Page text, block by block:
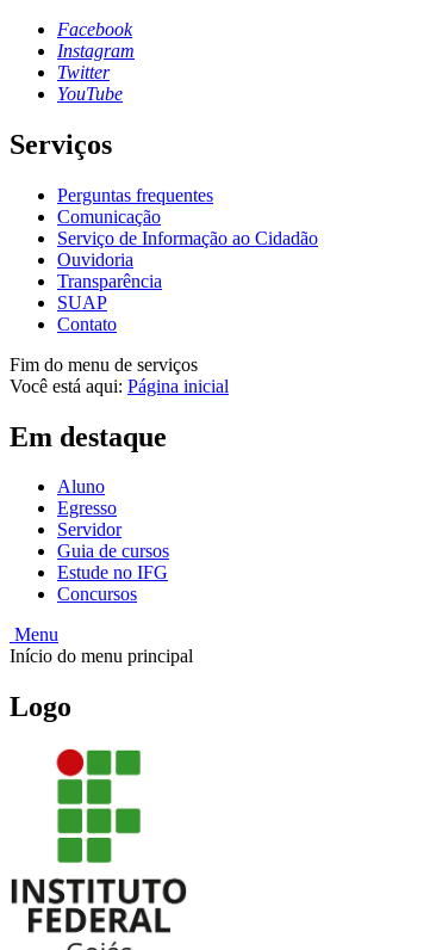
Facebook
Instagram
Twitter
YouTube
Serviços
Perguntas frequentes
Comunicação
Serviço de Informação ao Cidadão
Ouvidoria
Transparência
SUAP
Contato
Fim do menu de serviços
Você está aqui: Página inicial
Em destaque
Aluno
Egresso
Servidor
Guia de cursos
Estude no IFG
Concursos
Menu
Início do menu principal
Logo